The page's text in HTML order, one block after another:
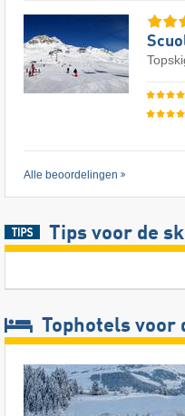
Alle beoordelingen
Tips voor de
Tophotels voor